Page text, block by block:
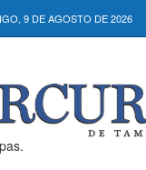
9 DE AGOSTO DE 2026